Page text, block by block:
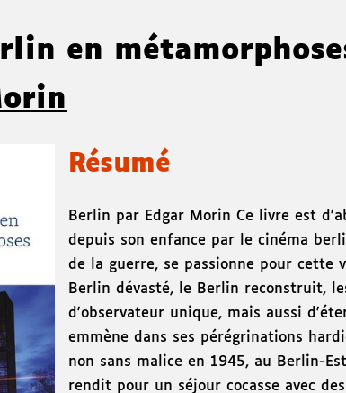
en
Résumé
Berlin par Edgar Morin Ce livre est
depuis son enfance par le cinéma
de la guerre, se passionne pour cette
Berlin dévasté, le Berlin reconstruit,
d'observateur unique, mais aussi
emmène dans ses pérégrinations
non sans malice en 1945, au Berlin-
rendit pour un séjour cocasse avec